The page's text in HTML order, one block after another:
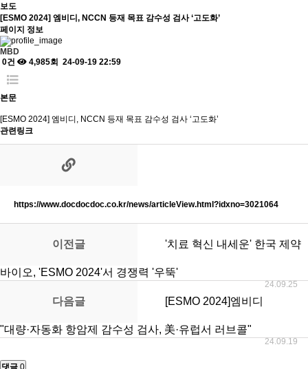
보도
[ESMO 2024] 엠비디, NCCN 등재 목표 감수성 검사 ‘고도화’
페이지 정보
MBD
0건
4,985회 24-09-19 22:59
본문
[ESMO 2024] 엠비디, NCCN 등재 목표 감수성 검사 ‘고도화’
관련링크
https://www.docdocdoc.co.kr/news/articleView.html?idxno=3021064
이전글 '치료 혁신 내세운' 한국 제약
바이오, 'ESMO 2024'서 경쟁력 '우뚝'
24.09.25
다음글 [ESMO 2024]엠비디
"대량·자동화 항암제 감수성 검사, 美·유럽서 러브콜"
24.09.19
댓글 0